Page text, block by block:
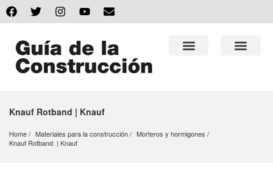
Knauf Rotband | Knauf
Home Materiales para la construcción
Morteros y hormigones
Knauf Rotband  | Knauf